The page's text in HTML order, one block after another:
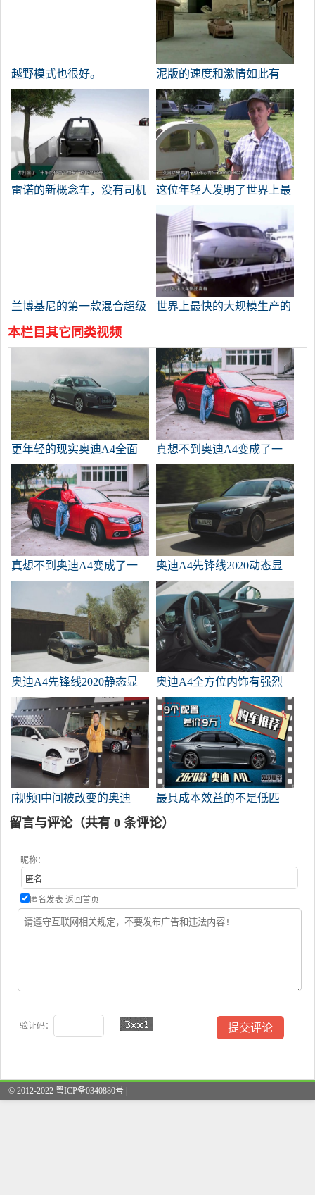
越野模式也很好。
泥版的速度和激情如此有
趣，值得一看。
雷诺的新概念车，没有司机
这位年轻人发明了世界上最
小的轿车，配有所有的平板
电视和5万英镑的旅游费
用。
兰博基尼的第一款混合超级
赛车，2584万辆，限于63辆
世界上最快的大规模生产的
速秒杀保时捷911。
本栏目其它同类视频
更年轻的现实奥迪A4全面
真想不到奥迪A4变成了一
个人形装备陪我，人工智能
还有多远？
真想不到奥迪A4变成了一
个人形装备陪我，人工智能
还有多远？
奥迪A4先锋线2020动态显
示
奥迪A4先锋线2020静态显
示器
奥迪A4全方位内饰有强烈
的科技感
[视频]中间被改变的奥迪
A4L闻起来好吗？外观配置
最具成本效益的不是低匹
配。袁舒详细分析了新款奥
留言与评论（共有 0 条评论）
昵称：
匿名发表 返回首页
验证码：
© 2012-2022 粤ICP备0340880号 |